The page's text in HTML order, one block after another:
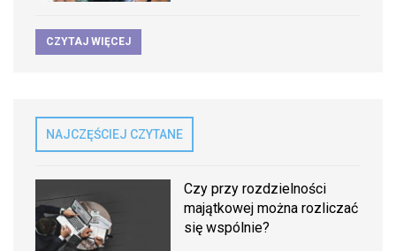
CZYTAJ WIĘCEJ
NAJCZĘŚCIEJ CZYTANE
Czy przy rozdzielności
majątkowej można rozliczać
się wspólnie?